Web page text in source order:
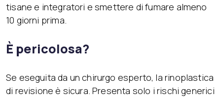
tisane e integratori e smettere di fumare almeno
10 giorni prima.
È pericolosa?
Se eseguita da un chirurgo esperto, la rinoplastica
di revisione è sicura. Presenta solo i rischi generici